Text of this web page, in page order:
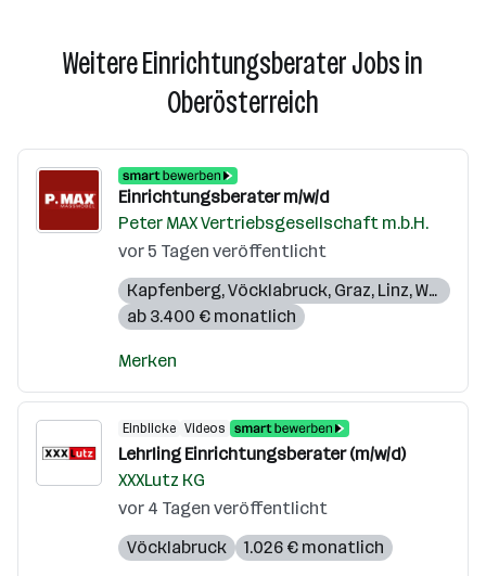
Weitere Einrichtungsberater Jobs in
Oberösterreich
Einrichtungsberater m/w/d
Peter MAX Vertriebsgesellschaft m.b.H.
vor 5 Tagen veröffentlicht
Kapfenberg,Vöcklabruck, Graz, Linz,Wels
ab 3.400 € monatlich
Merken
Einblicke Videos
Lehrling Einrichtungsberater (m/w/d)
XXXLutz KG
vor 4 Tagen veröffentlicht
Vöcklabruck
1.026 € monatlich